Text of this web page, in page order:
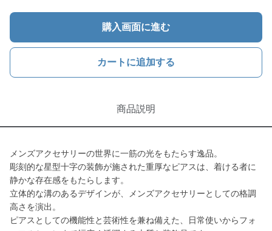
購入画面に進む
カートに追加する
商品説明
メンズアクセサリーの世界に一筋の光をもたらす逸品。
彫刻的な星型十字の装飾が施された重厚なピアスは、着ける者に
静かな存在感をもたらします。
立体的な溝のあるデザインが、メンズアクセサリーとしての格調
高さを演出。
ピアスとしての機能性と芸術性を兼ね備えた、日常使いからフォ